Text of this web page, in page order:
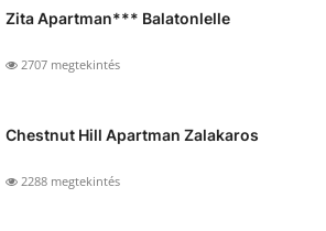
Zita Apartman*** Balatonlelle
2707 megtekintés
Chestnut Hill Apartman Zalakaros
2288 megtekintés